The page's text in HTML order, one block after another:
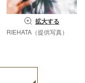
拡大する
RIEHATA（提供写真）